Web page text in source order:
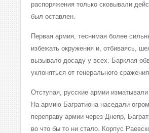
распоряжения только сковывали
был оставлен.
Первая армия, теснимая более
избежать окружения и, отбиваясь,
вызывало досаду у всех. Барклая
уклоняться от генерального
Отступая, русские армии
На армию Багратиона наседали
переправу армии через Днепр,
во что бы то ни стало. Корпус